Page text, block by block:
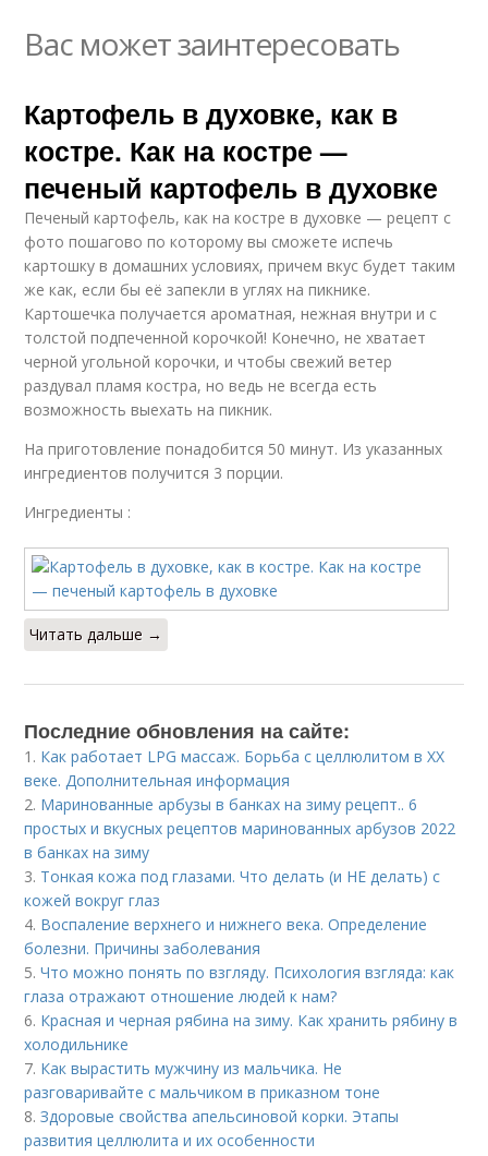
Вас может заинтересовать
Картофель в духовке, как в
костре. Как на костре —
печеный картофель в духовке
Печеный картофель, как на костре в духовке — рецепт с
фото пошагово по которому вы сможете испечь
картошку в домашних условиях, причем вкус будет таким
же как, если бы её запекли в углях на пикнике.
Картошечка получается ароматная, нежная внутри и с
толстой подпеченной корочкой! Конечно, не хватает
черной угольной корочки, и чтобы свежий ветер
раздувал пламя костра, но ведь не всегда есть
возможность выехать на пикник.
На приготовление понадобится 50 минут. Из указанных
ингредиентов получится 3 порции.
Ингредиенты :
Читать дальше →
Последние обновления на сайте:
1. Как работает LPG массаж. Борьба с целлюлитом в XX
веке. Дополнительная информация
2. Маринованные арбузы в банках на зиму рецепт.. 6
простых и вкусных рецептов маринованных арбузов 2022
в банках на зиму
3. Тонкая кожа под глазами. Что делать (и НЕ делать) с
кожей вокруг глаз
4. Воспаление верхнего и нижнего века. Определение
болезни. Причины заболевания
5.Что можно понять по взгляду. Психология взгляда: как
глаза отражают отношение людей к нам?
6. Красная и черная рябина на зиму. Как хранить рябину в
холодильнике
7. Как вырастить мужчину из мальчика. Не
разговаривайте с мальчиком в приказном тоне
8.Здоровые свойства апельсиновой корки. Этапы
развития целлюлита и их особенности